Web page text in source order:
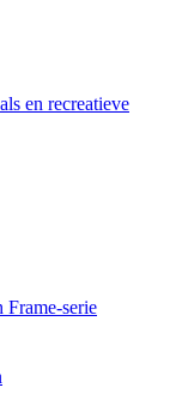
en recreatieve
Frame-serie